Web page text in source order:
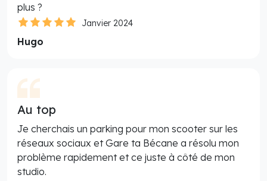
plus ?
Janvier 2024
Hugo
Au top
Je cherchais un parking pour mon scooter sur les
réseaux sociaux et Gare ta Bécane a résolu mon
problème rapidement et ce juste à côté de mon
studio.